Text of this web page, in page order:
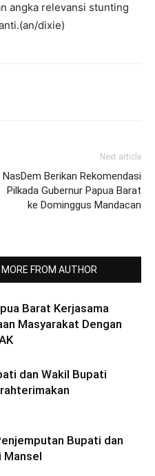
angka relevansi stunting
dixie)
Next article
NasDem Berikan Rekomendasi
Pilkada Gubernur Papua Barat
ke Dominggus Mandacan
MORE FROM AUTHOR
Barat Kerjasama
Masyarakat Dengan
dan Wakil Bupati
Bupati dan
Mansel